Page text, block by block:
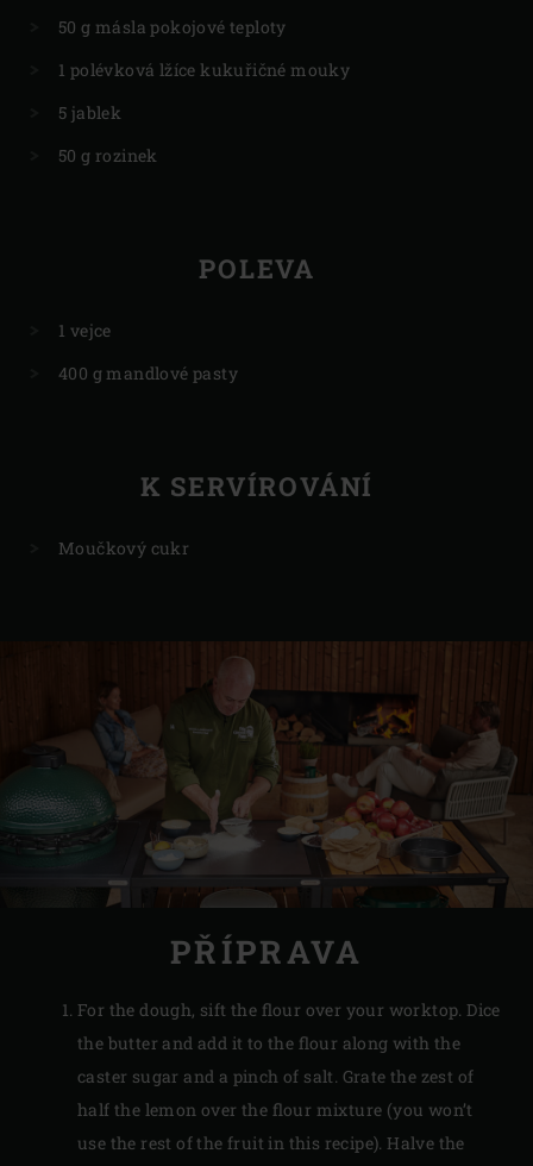
50 g másla pokojové teploty
1 polévková lžíce kukuřičné mouky
5 jablek
50 g rozinek
POLEVA
1 vejce
400 g mandlové pasty
K SERVÍROVÁNÍ
Moučkový cukr
PŘÍPRAVA
For the dough, sift the flour over your worktop. Dice
the butter and add it to the flour along with the
caster sugar and a pinch of salt. Grate the zest of
half the lemon over the flour mixture (you won’t
use the rest of the fruit in this recipe). Halve the